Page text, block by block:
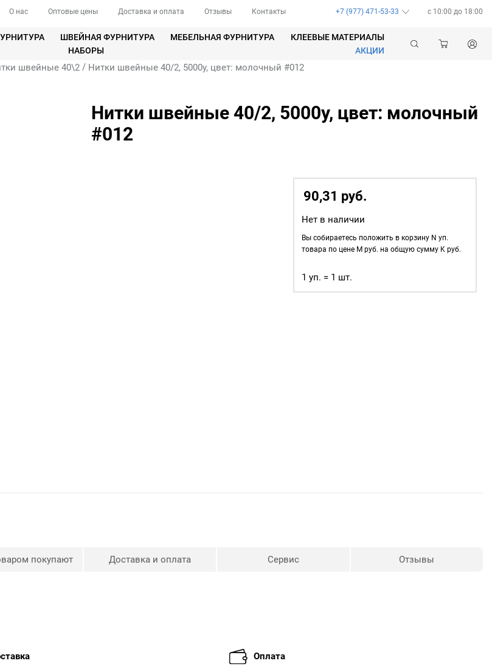
О нас Оптовые цены Доставка и оплата Отзывы Контакты +7 (977) 471-53-33 c 10:00 до 18:00
ШВЕЙНАЯ ФУРНИТУРА МЕБЕЛЬНАЯ ФУРНИТУРА
КЛЕЕВЫЕ МАТЕРИАЛЫ
НАБОРЫ АКЦИИ
швейные 40\2 / Нитки швейные 40/2, 5000у, цвет: молочный #012
Нитки швейные 40/2, 5000у, цвет: молочный
#012
90,31 руб.
Нет в наличии
Вы собираетесь положить в корзину N уп.
товара по цене M руб. на общую сумму K руб.
1 уп. = 1 шт.
покупают Доставка и оплата Сервис Отзывы
Оплата